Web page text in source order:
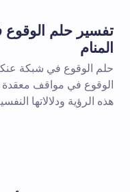
تفسير حلم
المنام
حلم الوقوع في شبكة
الوقوع في مواقف
هذه الرؤية ودلالاتها